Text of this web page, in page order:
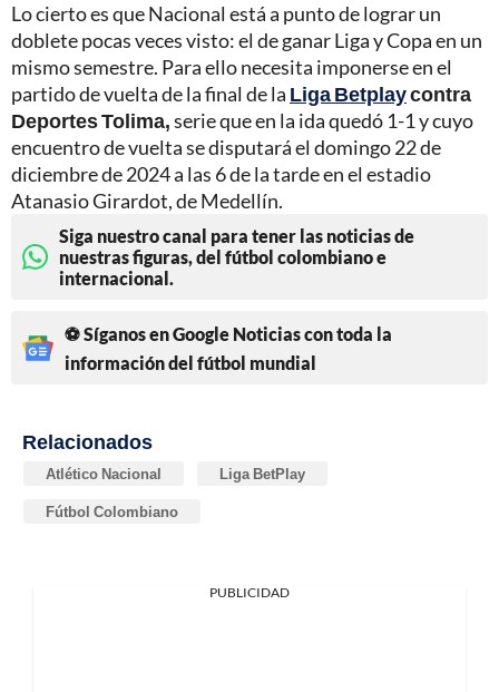
Lo cierto es que Nacional está a punto de lograr un
doblete pocas veces visto: el de ganar Liga y Copa en un
mismo semestre. Para ello necesita imponerse en el
partido de vuelta de la final de la Liga Betplaycontra
Deportes Tolima,serie que en la ida quedó 1-1 y cuyo
encuentro de vuelta se disputará el domingo 22 de
diciembre de 2024 a las 6 de la tarde en el estadio
Atanasio Girardot, de Medellín.
Siga nuestro canal para tener las noticias de
nuestras figuras, del fútbol colombiano e
internacional.
⚽ Síganos en Google Noticias con toda la
información del fútbol mundial
Relacionados
Atlético Nacional Liga BetPlay
Fútbol Colombiano
PUBLICIDAD